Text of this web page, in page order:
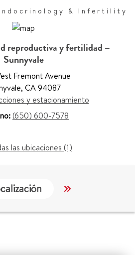
& Infertility
reproductiva y fertilidad –
Sunnyvale
Fremont Avenue
, CA 94087
y estacionamiento
(650) 600-7578
las ubicaciones (1)
Trabajo y